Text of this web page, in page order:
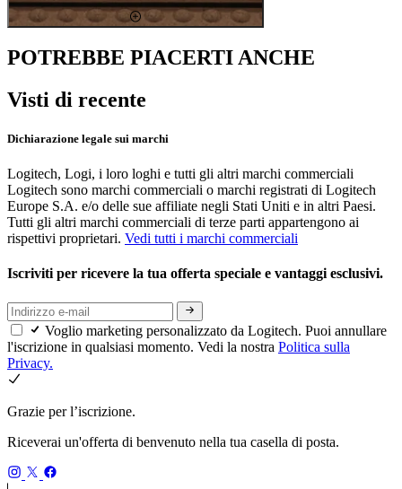
POTREBBE PIACERTI ANCHE
Visti di recente
Dichiarazione legale sui marchi
Logitech, Logi, i loro loghi e tutti gli altri marchi commerciali
Logitech sono marchi commerciali o marchi registrati di Logitech
Europe S.A. e/o delle sue affiliate negli Stati Uniti e in altri Paesi.
Tutti gli altri marchi commerciali di terze parti appartengono ai
rispettivi proprietari. Vedi tutti i marchi commerciali
Iscriviti per ricevere la tua offerta speciale e vantaggi esclusivi.
Voglio marketing personalizzato da Logitech. Puoi annullare
l'iscrizione in qualsiasi momento. Vedi la nostra Politica sulla
Privacy.
Grazie per l’iscrizione.
Riceverai un'offerta di benvenuto nella tua casella di posta.